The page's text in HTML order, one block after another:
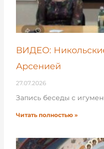
ВИДЕО:
Арсенией
27.07.2026
Запись беседы с
Читать полностью »